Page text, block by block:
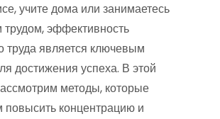
учите дома или занимаетесь
эффективность
труда является ключевым
достижения успеха. В этой
методы, которые
повысить концентрацию и